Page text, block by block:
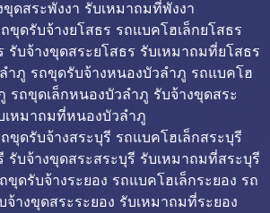
ขุดสระพังงา รับเหมาถมที่พังงา
ขุดรับจ้างยโสธร รถแบคโฮเล็กยโสธร
รับจ้างขุดสระยโสธร รับเหมาถมที่ยโสธร
ำภู รถขุดรับจ้างหนองบัวลำภู รถแบคโฮ
รถขุดเล็กหนองบัวลำภู รับจ้างขุดสระ
หมาถมที่หนองบัวลำภู
ขุดรับจ้างสระบุรี รถแบคโฮเล็กสระบุรี
รับจ้างขุดสระสระบุรี รับเหมาถมที่สระบุรี
ขุดรับจ้างระยอง รถแบคโฮเล็กระยอง รถ
จ้างขุดสระระยอง รับเหมาถมที่ระยอง